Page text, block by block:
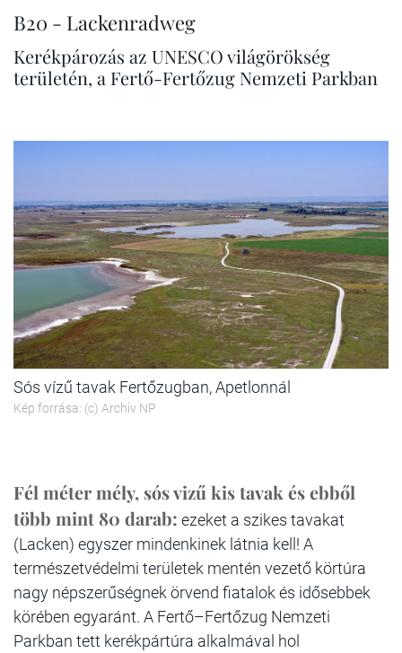
B20 - Lackenradweg
Kerékpározás az UNESCO világörökség
területén, a Fertő-Fertőzug Nemzeti Parkban
Sós vízű tavak Fertőzugban, Apetlonnál
Kép forrása: (c) Archiv NP
Fél méter mély, sós vizű kis tavak és ebből
több mint 80 darab: ezeket a szikes tavakat
(Lacken) egyszer mindenkinek látnia kell! A
természetvédelmi területek mentén vezető körtúra
nagy népszerűségnek örvend fiatalok és idősebbek
körében egyaránt. A Fertő–Fertőzug Nemzeti
Parkban tett kerékpártúra alkalmával hol